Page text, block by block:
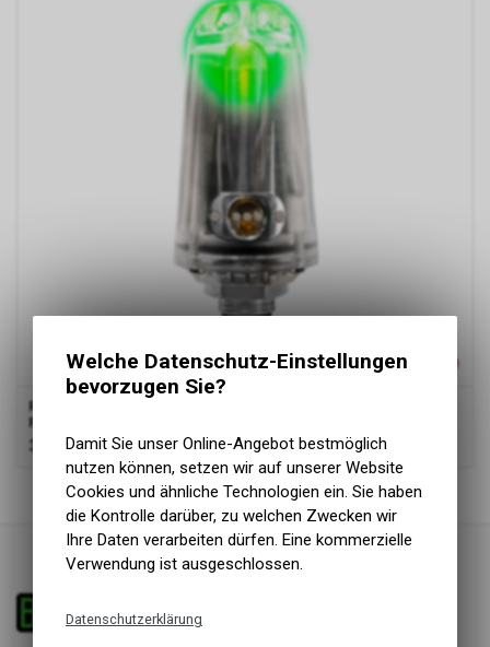
Ratio-Computers
Farbcode
399.95 CHF
2von2 Produkten
Welche Datenschutz-Einstellungen
bevorzugen Sie?
Damit Sie unser Online-Angebot bestmöglich
nutzen können, setzen wir auf unserer Website
Cookies und ähnliche Technologien ein. Sie haben
die Kontrolle darüber, zu welchen Zwecken wir
Ihre Daten verarbeiten dürfen. Eine kommerzielle
Verwendung ist ausgeschlossen.
Datenschutzerklärung